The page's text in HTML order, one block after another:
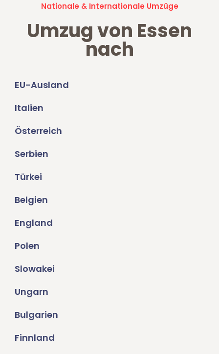
Nationale & Internationale Umzüge
Umzug von Essen
nach
EU-Ausland
Italien
Österreich
Serbien
Türkei
Belgien
England
Polen
Slowakei
Ungarn
Bulgarien
Finnland